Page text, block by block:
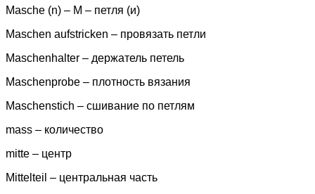
Masche (n) – M – петля (и)
Maschen aufstricken – провязать петли
Maschenhalter – держатель петель
Maschenprobe – плотность вязания
Maschenstich – сшивание по петлям
mass – количество
mitte – центр
Mittelteil – центральная часть